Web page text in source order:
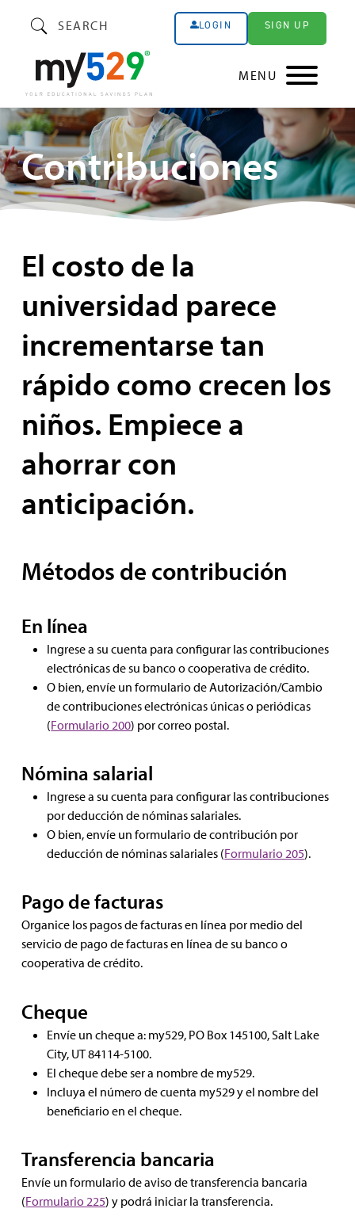
SEARCH LOGIN SIGN UP
MENU
Contribuciones
El costo de la
universidad parece
incrementarse tan
rápido como crecen los
niños. Empiece a
ahorrar con
anticipación.
Métodos de contribución
En línea
Ingrese a su cuenta para configurar las contribuciones
electrónicas de su banco o cooperativa de crédito.
O bien, envíe un formulario de Autorización/Cambio
de contribuciones electrónicas únicas o periódicas
(Formulario 200) por correo postal.
Nómina salarial
Ingrese a su cuenta para configurar las contribuciones
por deducción de nóminas salariales.
O bien, envíe un formulario de contribución por
deducción de nóminas salariales (Formulario 205).
Pago de facturas
Organice los pagos de facturas en línea por medio del
servicio de pago de facturas en línea de su banco o
cooperativa de crédito.
Cheque
Envíe un cheque a: my529, PO Box 145100, Salt Lake
City, UT 84114-5100.
El cheque debe ser a nombre de my529.
Incluya el número de cuenta my529 y el nombre del
beneficiario en el cheque.
Transferencia bancaria
Envíe un formulario de aviso de transferencia bancaria
(Formulario 225) y podrá iniciar la transferencia.